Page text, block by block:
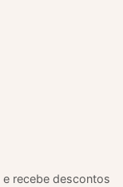
e recebe descontos